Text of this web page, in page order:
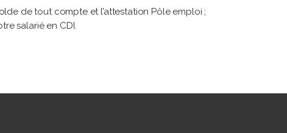
de tout compte et l’attestation Pôle emploi ;
salarié en CDI.